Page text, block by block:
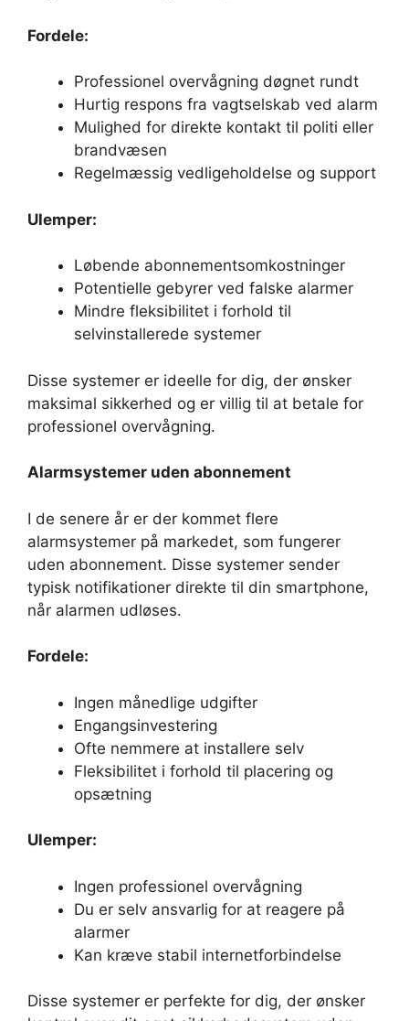
Fordele:
Professionel overvågning døgnet rundt
Hurtig respons fra vagtselskab ved alarm
Mulighed for direkte kontakt til politi eller
brandvæsen
Regelmæssig vedligeholdelse og support
Ulemper:
Løbende abonnementsomkostninger
Potentielle gebyrer ved falske alarmer
Mindre fleksibilitet i forhold til
selvinstallerede systemer
Disse systemer er ideelle for dig, der ønsker
maksimal sikkerhed og er villig til at betale for
professionel overvågning.
Alarmsystemer uden abonnement
I de senere år er der kommet flere
alarmsystemer på markedet, som fungerer
uden abonnement. Disse systemer sender
typisk notifikationer direkte til din smartphone,
når alarmen udløses.
Fordele:
Ingen månedlige udgifter
Engangsinvestering
Ofte nemmere at installere selv
Fleksibilitet i forhold til placering og
opsætning
Ulemper:
Ingen professionel overvågning
Du er selv ansvarlig for at reagere på
alarmer
Kan kræve stabil internetforbindelse
Disse systemer er perfekte for dig, der ønsker